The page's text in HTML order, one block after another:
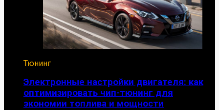
Тюнинг
Электронные настройки двигателя: как
оптимизировать чип-тюнинг для
экономии топлива и мощности